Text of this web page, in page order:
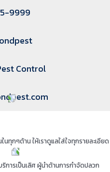
9999
Control
ทุกๆด้าน ให้เราดูแลใส่ใจทุกรายละเอียด
ริการเป็นเลิศ ผู้นำด้านการกำจัดปลวก